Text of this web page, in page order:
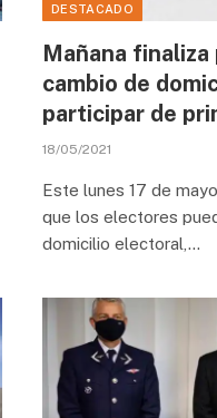
DESTACADO
Mañana
cambio de
participar de
18/05/2021
Este lunes 17 de
que los electores
domicilio electoral,…